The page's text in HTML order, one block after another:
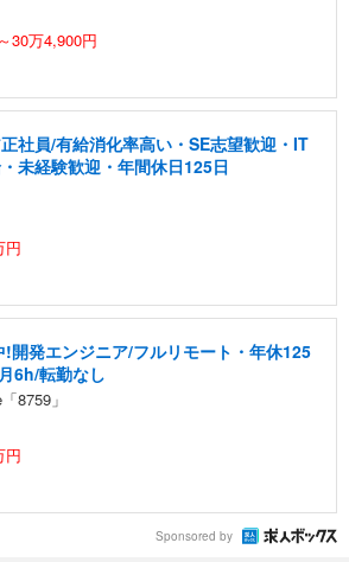
30万4,900円
社員/有給消化率高い・SE志望歓迎・IT
未経験歓迎・年間休日125日
円
開発エンジニア/フルリモート・年休125
6h/転勤なし
8759」
円
Sponsored by